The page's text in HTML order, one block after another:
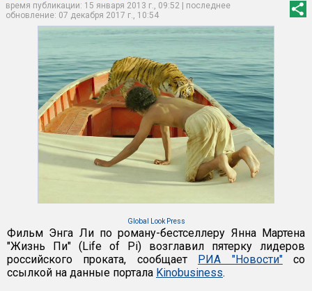
время публикации: 15 января 2013 г., 09:52 | последнее
обновление: 07 декабря 2017 г., 10:54
Global Look Press
Фильм Энга Ли по роману-бестселлеру Янна Мартена
"Жизнь Пи" (Life of Pi) возглавил пятерку лидеров
российского проката, сообщает РИА "Новости"со
ссылкой на данные портала Kinobusiness.